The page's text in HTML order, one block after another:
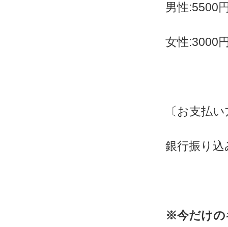
男性:5500
女性:3000
〔お支払
銀行振り
※今だけ